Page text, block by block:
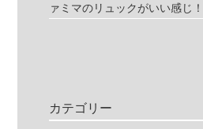
ァミマのリュックがいい感じ！
カテゴリー